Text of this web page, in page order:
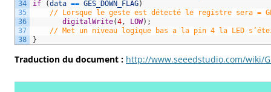
34
35
36
37
38
if
(data == GES_DOWN_FLAG)
// Lorsque le geste est détecté le registre sera =
digitalWrite(4, LOW) ;
// Met un niveau logique bas a la pin 4 la LED
}
Traduction du document : http://www.seeedstudio.com/wiki/